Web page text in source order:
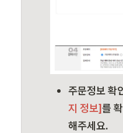
주문정보 확
지 정보]를
해주세요.